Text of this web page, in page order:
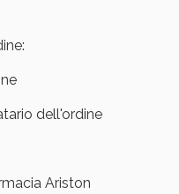
dell'ordine
Ariston